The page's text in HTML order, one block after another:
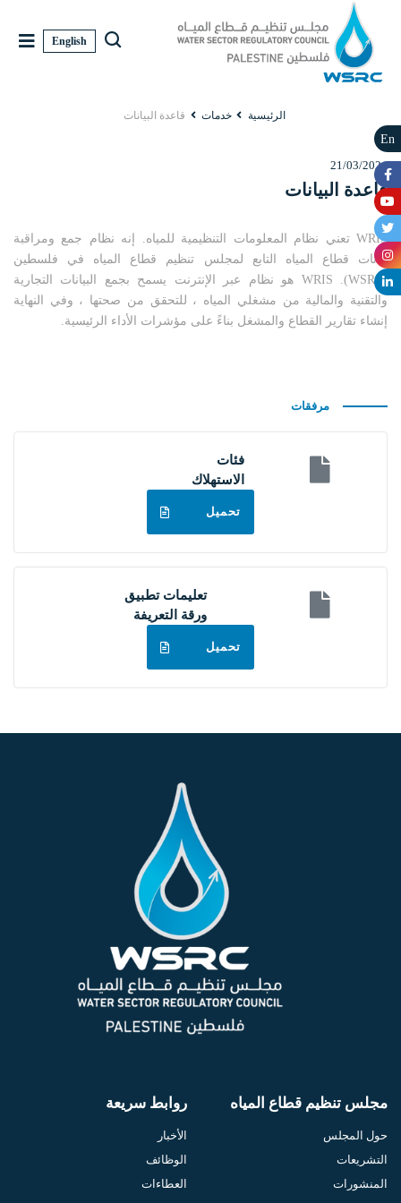
English
الرئيسية خدمات قاعدة البيانات
21/03/2024
قاعدة البيانات
WRIS تعني نظام المعلومات التنظيمية للمياه. إنه نظام جمع ومراقبة
بيانات قطاع المياه التابع لمجلس تنظيم قطاع المياه في فلسطين
(WSRC). WRIS هو نظام عبر الإنترنت يسمح بجمع البيانات التجارية
والتقنية والمالية من مشغلي المياه ، للتحقق من صحتها ، وفي النهاية
إنشاء تقارير القطاع والمشغل بناءً على مؤشرات الأداء الرئيسية.
مرفقات
فئات
الاستهلاك
تحميل
تعليمات تطبيق
ورقة التعريفة
تحميل
مجلس تنظيم قطاع المياه
حول المجلس
التشريعات
المنشورات
روابط سريعة
الأخبار
الوظائف
العطاءات
En